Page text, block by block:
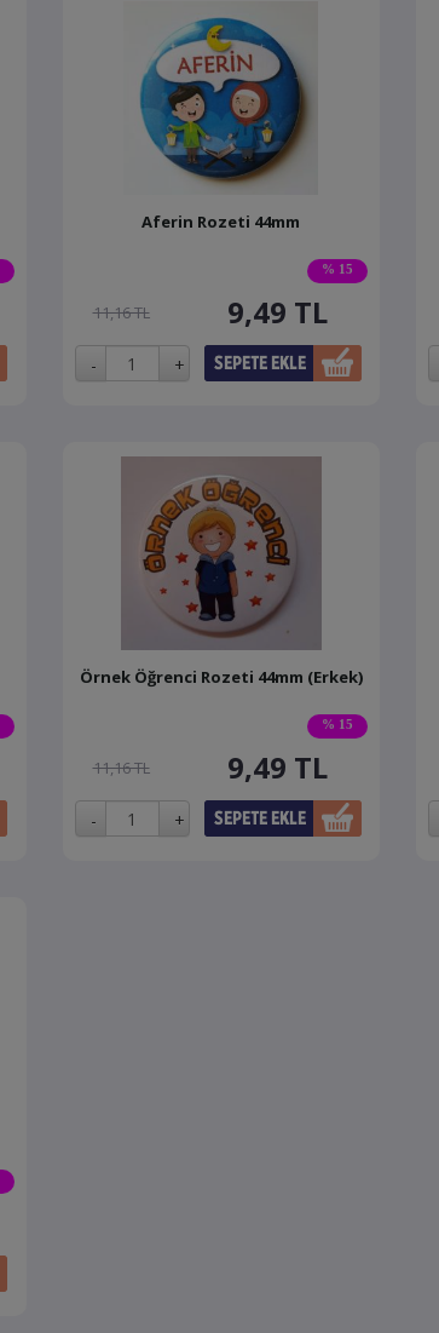
% 15
Aferin Rozeti 44mm
11,16 TL 9,49 TL
% 15
Örnek Öğrenci Rozeti 44mm (Erkek)
11,16 TL 9,49 TL